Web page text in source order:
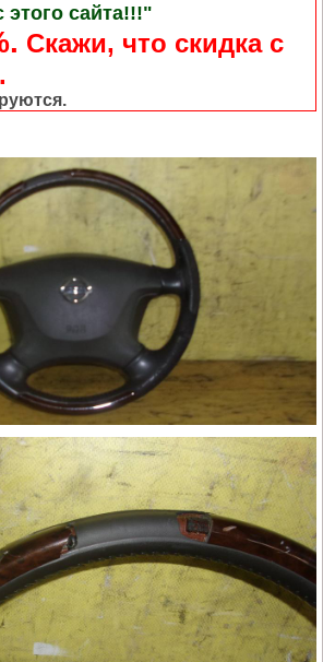
этого сайта!!!"
Cкажи, что скидка с